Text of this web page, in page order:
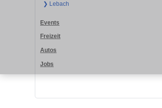
❯ Lebach
Events
Freizeit
Autos
Jobs